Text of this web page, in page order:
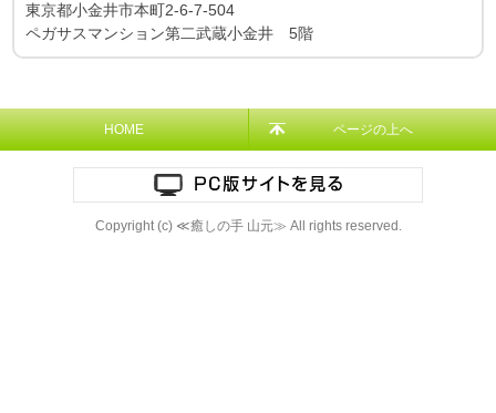
東京都小金井市本町2-6-7-504
ペガサスマンション第二武蔵小金井 5階
HOME ページの上へ
Copyright (c) ≪癒しの手 山元≫ All rights reserved.